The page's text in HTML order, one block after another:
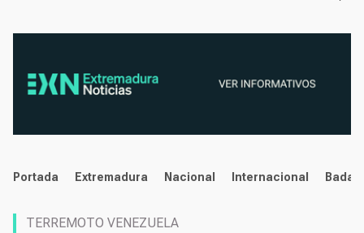
noticias
Portada Extremadura Nacional Internacional
TERREMOTO VENEZUELA